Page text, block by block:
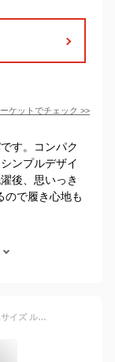
ケット でチェック >>
す。コンパク
ンプルデザイ
後、思いっき
ので履き心地も
ミレスト MILESTO 洗える スリッパ 携帯用 Lサイズ ルームシューズ おしゃれ シンプル かわいい 洗濯可 ウォッシャブル メンズ 男女兼用 持ち運び用 巾着ポーチ付き 洗える携帯スリッパ L MLS608 1点迄メール便OK(id0a233)｢tc2｣ クリスマス バレンタイン プレゼント